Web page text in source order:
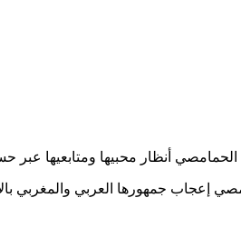
الحمامصي أنظار محبيها ومتابعيها
إعجاب جمهورها العربي والمغربي